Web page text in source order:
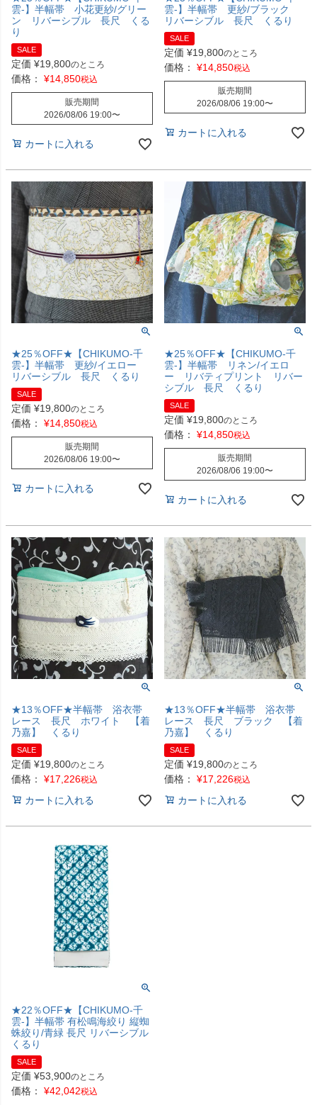
雲-】半幅帯 小花更紗/グリー
ン リバーシブル 長尺 くる
り
SALE
定価 ¥19,800のところ
価格： ¥14,850税込
販売期間
2026/08/06 19:00〜
カートに入れる
雲-】半幅帯 更紗/ブラック
リバーシブル 長尺 くるり
SALE
定価 ¥19,800のところ
価格： ¥14,850税込
販売期間
2026/08/06 19:00〜
カートに入れる
★25％OFF★【CHIKUMO-千
雲-】半幅帯 更紗/イエロー
リバーシブル 長尺 くるり
SALE
定価 ¥19,800のところ
価格： ¥14,850税込
販売期間
2026/08/06 19:00〜
カートに入れる
★25％OFF★【CHIKUMO-千
雲-】半幅帯 リネン/イエロ
ー リバティプリント リバー
シブル 長尺 くるり
SALE
定価 ¥19,800のところ
価格： ¥14,850税込
販売期間
2026/08/06 19:00〜
カートに入れる
★13％OFF★半幅帯 浴衣帯
レース 長尺 ホワイト 【着
乃嘉】 くるり
SALE
定価 ¥19,800のところ
価格： ¥17,226税込
カートに入れる
★13％OFF★半幅帯 浴衣帯
レース 長尺 ブラック 【着
乃嘉】 くるり
SALE
定価 ¥19,800のところ
価格： ¥17,226税込
カートに入れる
★22％OFF★【CHIKUMO-千
雲-】半幅帯 有松鳴海絞り 縦蜘
蛛絞り/青緑 長尺 リバーシブル
くるり
SALE
定価 ¥53,900のところ
価格： ¥42,042税込